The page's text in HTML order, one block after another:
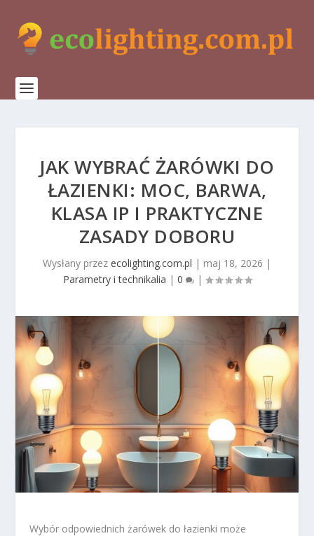
JAK WYBRAĆ ŻARÓWKI DO
ŁAZIENKI: MOC, BARWA,
KLASA IP I PRAKTYCZNE
ZASADY DOBORU
Wysłany przez ecolighting.com.pl | maj 18, 2026 |
Parametry i technikalia | 0 |
Wybór odpowiednich żarówek do łazienki może